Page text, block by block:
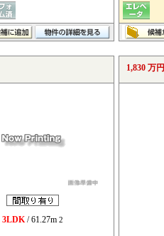
3LDK/ 61.27m 2
1,830 万円